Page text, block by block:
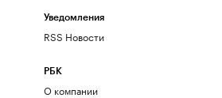
Уведомления
RSS Новости
РБК
О компании